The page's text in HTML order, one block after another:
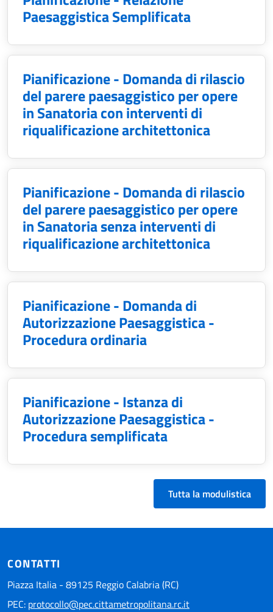
Paesaggistica Semplificata
Pianificazione - Domanda di rilascio
del parere paesaggistico per opere
in Sanatoria con interventi di
riqualificazione architettonica
Pianificazione - Domanda di rilascio
del parere paesaggistico per opere
in Sanatoria senza interventi di
riqualificazione architettonica
Pianificazione - Domanda di
Autorizzazione Paesaggistica -
Procedura ordinaria
Pianificazione - Istanza di
Autorizzazione Paesaggistica -
Procedura semplificata
Tutta la modulistica
CONTATTI
Piazza Italia - 89125 Reggio Calabria (RC)
PEC: protocollo@pec.cittametropolitana.rc.it